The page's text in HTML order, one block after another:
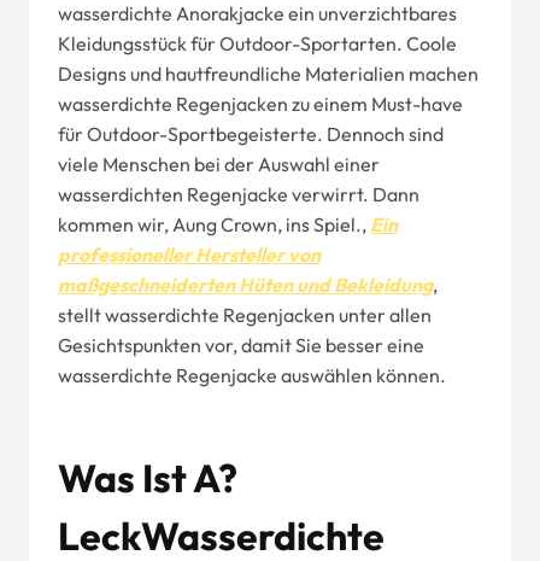
wasserdichte Anorakjacke ein unverzichtbares
Kleidungsstück für Outdoor-Sportarten. Coole
Designs und hautfreundliche Materialien machen
wasserdichte Regenjacken zu einem Must-have
für Outdoor-Sportbegeisterte. Dennoch sind
viele Menschen bei der Auswahl einer
wasserdichten Regenjacke verwirrt. Dann
kommen wir, Aung Crown, ins Spiel., Ein
professioneller Hersteller von
maßgeschneiderten Hüten und Bekleidung,
stellt wasserdichte Regenjacken unter allen
Gesichtspunkten vor, damit Sie besser eine
wasserdichte Regenjacke auswählen können.
Was Ist A?
LeckWasserdichte